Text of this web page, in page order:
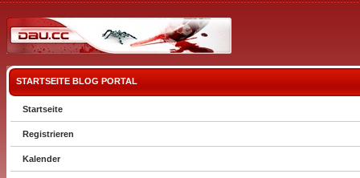
STARTSEITE BLOG PORTAL
Startseite
Registrieren
Kalender